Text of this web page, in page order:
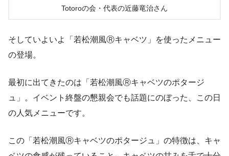
Totoroの会・代表の近藤竜治さん
そしていよいよ「若松潮風Ⓡキャベツ」を使ったメニュー
の登場。
最初に出てきたのは「若松潮風Ⓡキャベツのポタージ
ュ」。イベント終盤の懇親会でも話題にのぼった、この日
の人気メニューです。
この「若松潮風Ⓡキャベツのポタージュ」の特徴は、キャ